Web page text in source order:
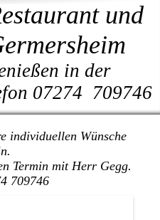
und
in der
07274 709746
individuellen Wünsche
Termin mit Herr Gegg.
709746